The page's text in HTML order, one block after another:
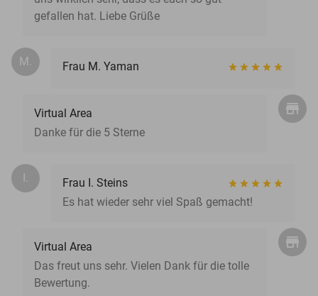
gefallen hat. Liebe Grüße
M. Frau M. Yaman
Virtual Area
Danke für die 5 Sterne
I.
Frau I. Steins
Es hat wieder sehr viel Spaß gemacht!
Virtual Area
Das freut uns sehr. Vielen Dank für die tolle
Bewertung.